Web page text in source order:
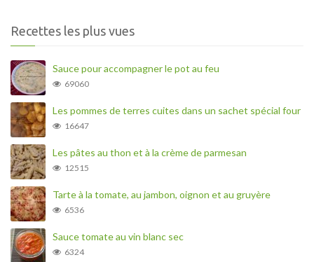
Recettes les plus vues
Sauce pour accompagner le pot au feu
69060
Les pommes de terres cuites dans un sachet spécial four
16647
Les pâtes au thon et à la crème de parmesan
12515
Tarte à la tomate, au jambon, oignon et au gruyère
6536
Sauce tomate au vin blanc sec
6324